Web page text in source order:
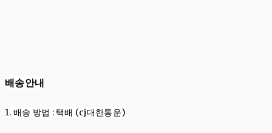
배송안내
1. 배송 방법 : 택배 (cj대한통운)